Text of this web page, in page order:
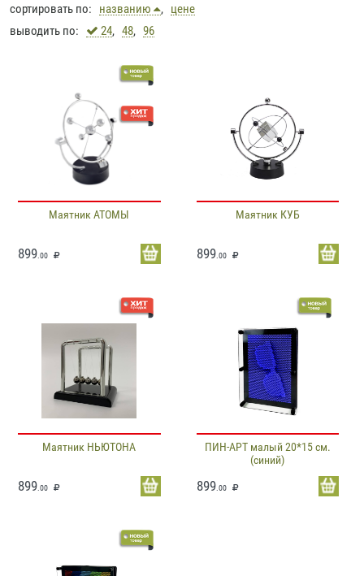
сортировать по: названию , цене
выводить по:
24, 48, 96
Маятник АТОМЫ
899 .00
Маятник КУБ
899.00
Маятник НЬЮТОНА
899 .00
ПИН-АРТ малый 20*15 см.
(синий)
899.00